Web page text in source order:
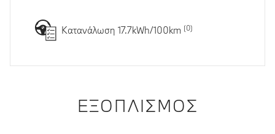
Κατανάλωση 17.7kWh/100km
ΕΞΟΠΛΙΣΜΌΣ